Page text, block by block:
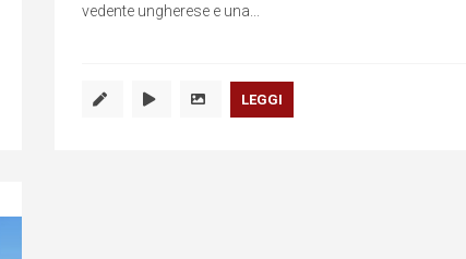
vedente ungherese e una...
LEGGI